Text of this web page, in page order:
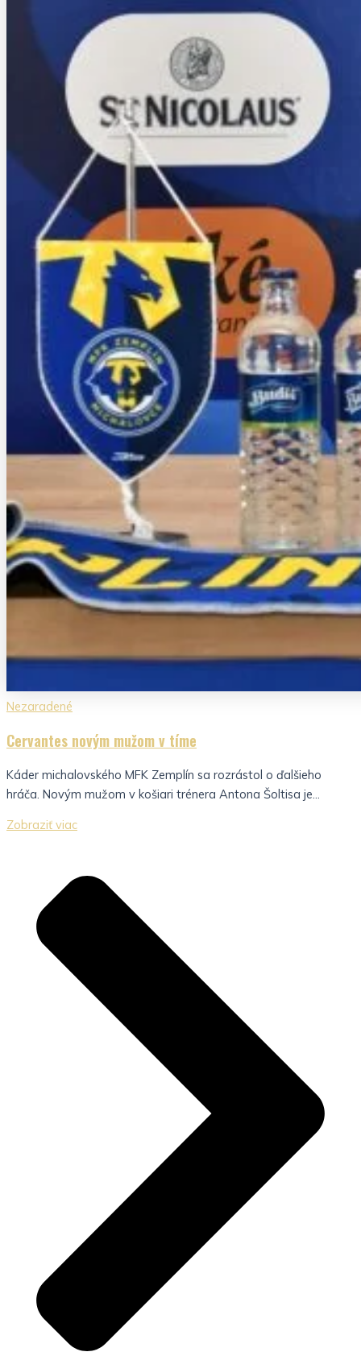
Nezaradené
Cervantes novým mužom v tíme
Káder michalovského MFK Zemplín sa rozrástol o ďalšieho
hráča. Novým mužom v košiari trénera Antona Šoltisa je...
Zobraziť viac